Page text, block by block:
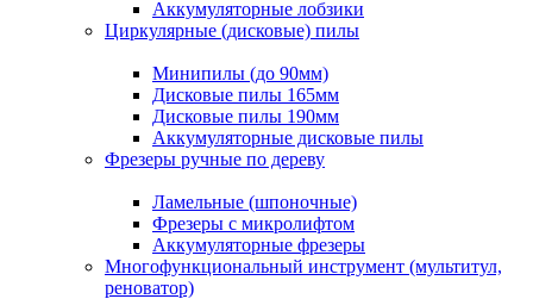
Аккумуляторные лобзики
Циркулярные (дисковые) пилы
Минипилы (до 90мм)
Дисковые пилы 165мм
Дисковые пилы 190мм
Аккумуляторные дисковые пилы
Фрезеры ручные по дереву
Ламельные (шпоночные)
Фрезеры с микролифтом
Аккумуляторные фрезеры
Многофункциональный инструмент (мультитул,
реноватор)